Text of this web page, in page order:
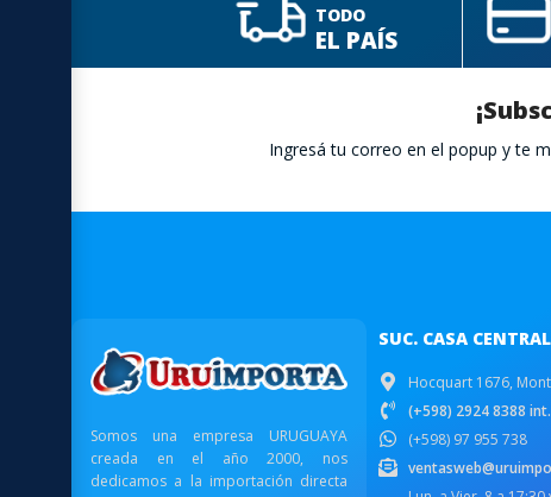
TODO
EL PAÍS
Ingresá tu correo en el popup y te
Somos una empresa URUGUAYA
creada en el año 2000, nos
dedicamos a la importación directa
SUC. CASA CENTRAL
Hocquart 1676,
(+598) 2924 8388
(+598) 97 955 738